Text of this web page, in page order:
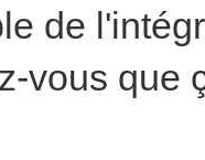
de
vous que